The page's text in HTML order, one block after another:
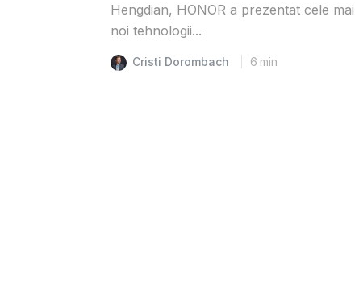
Hengdian, HONOR a prezentat cele mai
noi tehnologii...
Cristi Dorombach 6 min